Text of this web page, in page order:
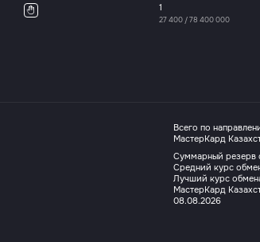
1
27 400 /78 400 000
Всего по
МастерКард
Суммарный резерв
Средний курс
Лучший курс
МастерКард
08.08.2026